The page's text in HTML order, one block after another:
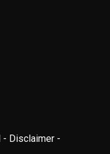
- Disclaimer -